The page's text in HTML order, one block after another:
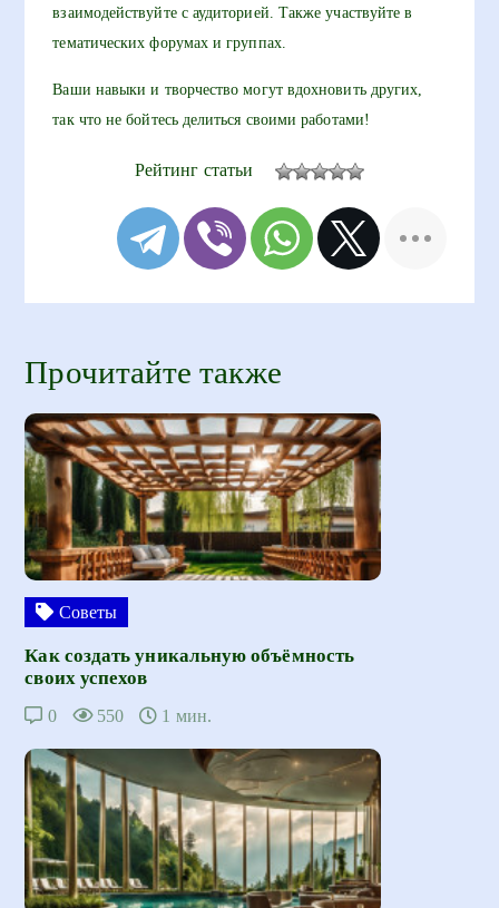
взаимодействуйте с аудиторией. Также участвуйте в
тематических форумах и группах.
Ваши навыки и творчество могут вдохновить других,
так что не бойтесь делиться своими работами!
Рейтинг статьи
Прочитайте также
Советы
Как создать уникальную объёмность
своих успехов
0 550 1 мин.